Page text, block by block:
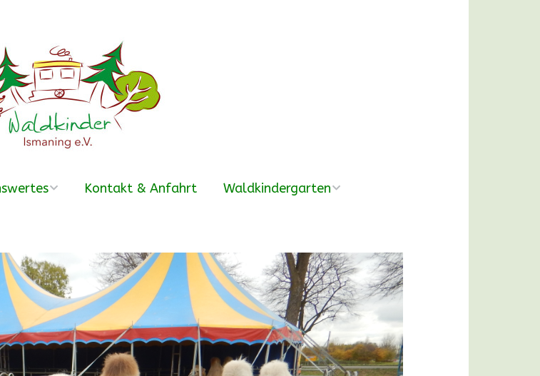
Fragen –
Beiträge
Kontakt & Anfahrt Waldkindergarten
Pädagogische
Konzeption
Ausrüstung
Bildergalerie